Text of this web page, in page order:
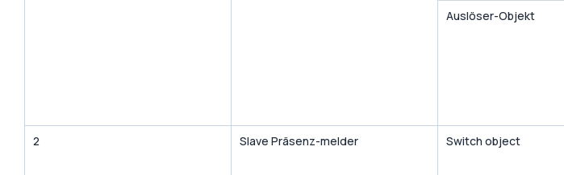
Auslöser-Objekt
2 Slave Präsenz-melder Switch object